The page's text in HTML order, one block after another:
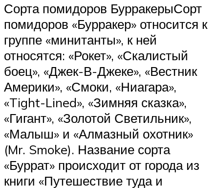
Сорта помидоров БурракерыСорт
помидоров «Бурракер» относится к
группе «минитанты», к ней
относятся: «Рокет», «Скалистый
боец», «Джек-В-Джеке», «Вестник
Америки», «Смоки, «Ниагара»,
«Tight-Lined», «Зимняя сказка»,
«Гигант», «Золотой Светильник»,
«Малыш» и «Алмазный охотник»
(Mr. Smoke). Название сорта
«Буррат» происходит от города из
книги «Путешествие туда и